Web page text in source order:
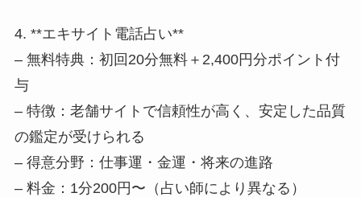
4. **エキサイト電話占い**
– 無料特典：初回20分無料＋2,400円分ポイント付
与
– 特徴：老舗サイトで信頼性が高く、安定した品質
の鑑定が受けられる
– 得意分野：仕事運・金運・将来の進路
– 料金：1分200円〜（占い師により異なる）